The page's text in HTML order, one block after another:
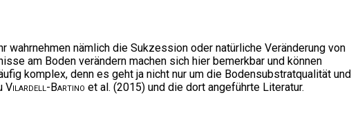
nämlich die Sukzession oder natürliche Veränderung von
am Boden verändern machen sich hier bemerkbar und können
komplex, denn es geht ja nicht nur um die Bodensubstratqualität und
Vilardell-Bartino et al. (2015) und die dort angeführte Literatur.